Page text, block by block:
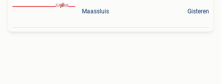
Maassluis Gisteren